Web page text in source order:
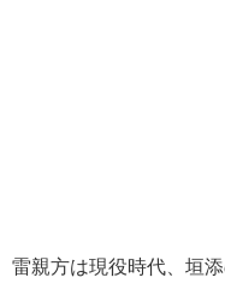
雷親方は現役時代、垣